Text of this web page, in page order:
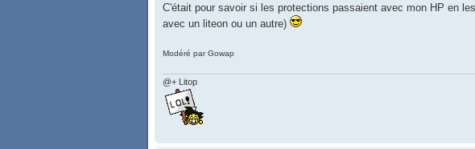
C'était pour savoir si les protections passaient avec mon HP en
avec un liteon ou un autre)
Modéré par Gowap
@+ Litop